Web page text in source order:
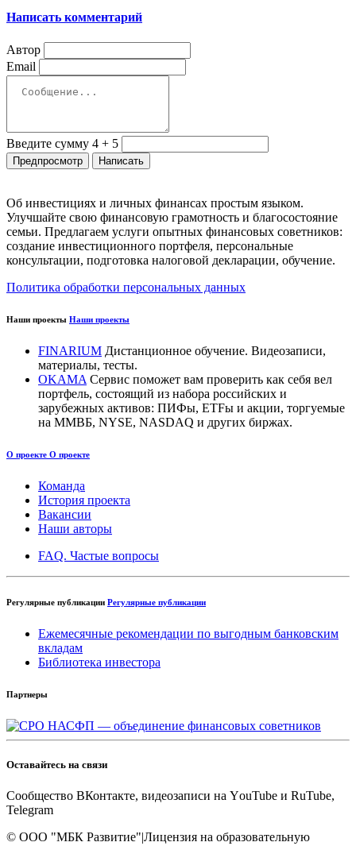
Написать комментарий
Автор
Email
Введите сумму 4 + 5
Об инвестициях и личных финансах простым языком.
Улучшайте свою финансовую грамотность и благосостояние
семьи. Предлагаем услуги опытных финансовых советников:
создание инвестиционного портфеля, персональные
консультации, подготовка налоговой декларации, обучение.
Политика обработки персональных данных
Наши проекты Наши проекты
FINARIUM Дистанционное обучение. Видеозаписи,
материалы, тесты.
OKAMA Сервис поможет вам проверить как себя вел
портфель, состоящий из набора российских и
зарубежных активов: ПИФы, ETFы и акции, торгуемые
на ММВБ, NYSE, NASDAQ и других биржах.
О проекте О проекте
Команда
История проекта
Вакансии
Наши авторы
FAQ. Частые вопросы
Регулярные публикации Регулярные публикации
Ежемесячные рекомендации по выгодным банковским
вкладам
Библиотека инвестора
Партнеры
Оставайтесь на связи
Cообщество ВКонтакте, видеозаписи на YоuTube и RuTube,
Telegram
© OOO "МБК Развитие"|Лицензия на образовательную